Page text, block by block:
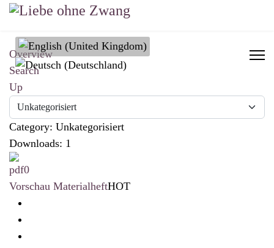
Select your language
Overview
Search
Up
Category: Unkategorisiert
Downloads: 1
Vorschau MaterialheftHOT